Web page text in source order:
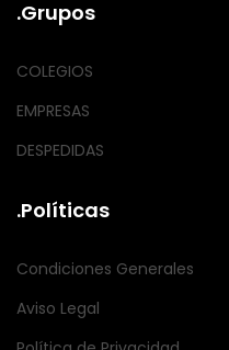
.Grupos
COLEGIOS
EMPRESAS
DESPEDIDAS
.Políticas
Condiciones Generales
Aviso Legal